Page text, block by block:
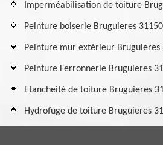
Imperméabilisation de toiture
Peinture boiserie Bruguieres 31150
Peinture mur extérieur Bruguieres
Peinture Ferronnerie Bruguieres
Etancheité de toiture Bruguieres
Hydrofuge de toiture Bruguieres